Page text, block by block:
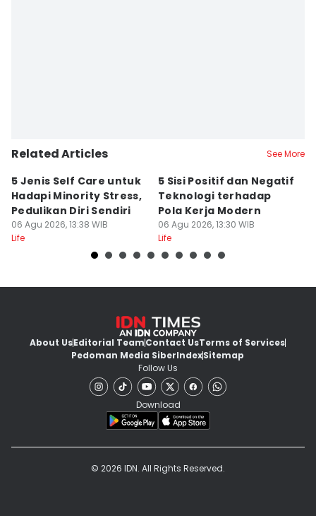
Related Articles See More
5 Jenis Self Care untuk
Hadapi Minority Stress,
Pedulikan Diri Sendiri
06 Agu 2026, 13:38 WIB
Life
5 Sisi Positif dan Negatif
Teknologi terhadap
Pola Kerja Modern
06 Agu 2026, 13:30 WIB
Life
About UsEditorial TeamContact UsTerms of Services
Pedoman Media SiberIndexSitemap
Follow Us
Download
© 2026 IDN. All Rights Reserved.